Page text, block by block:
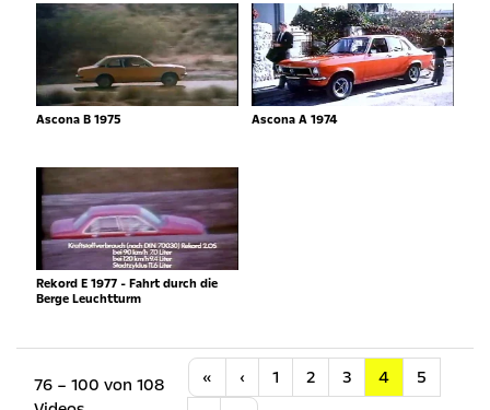
Ascona B 1975 Ascona A 1974
Rekord E 1977 - Fahrt durch die
Berge Leuchtturm
76 – 100 von 108
«Anfang
‹Vorherige
1 2 3 4
5